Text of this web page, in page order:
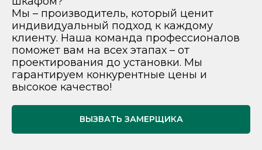
Мы – производитель, который ценит
индивидуальный подход к каждому
клиенту. Наша команда профессионалов
поможет вам на всех этапах – от
проектирования до установки. Мы
гарантируем конкурентные цены и
высокое качество!
ВЫЗВАТЬ ЗАМЕРЩИКА